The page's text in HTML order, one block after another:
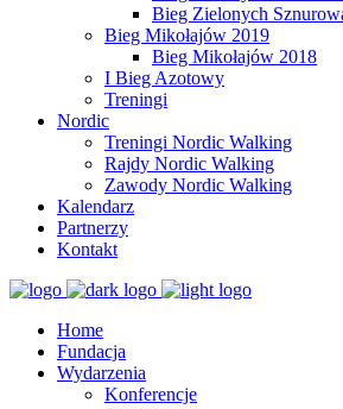
Bieg Zielonych
Bieg Mikołajów 2019
Bieg Mikołajów 2018
I Bieg Azotowy
Treningi
Nordic
Treningi Nordic Walking
Rajdy Nordic Walking
Zawody Nordic Walking
Kalendarz
Partnerzy
Kontakt
Home
Fundacja
Wydarzenia
Konferencje